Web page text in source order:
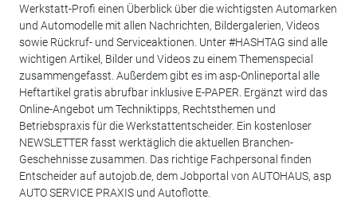
Werkstatt-Profi einen Überblick über die wichtigsten Automarken
und Automodelle mit allen Nachrichten, Bildergalerien, Videos
sowie Rückruf- und Serviceaktionen. Unter #HASHTAG sind alle
wichtigen Artikel, Bilder und Videos zu einem Themenspecial
zusammengefasst. Außerdem gibt es im asp-Onlineportal alle
Heftartikel gratis abrufbar inklusive E-PAPER. Ergänzt wird das
Online-Angebot um Techniktipps, Rechtsthemen und
Betriebspraxis für die Werkstattentscheider. Ein kostenloser
NEWSLETTER fasst werktäglich die aktuellen Branchen-
Geschehnisse zusammen. Das richtige Fachpersonal finden
Entscheider auf autojob.de, dem Jobportal von AUTOHAUS, asp
AUTO SERVICE PRAXIS und Autoflotte.